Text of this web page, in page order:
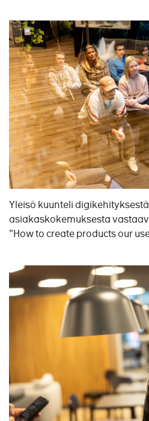
Yleisö kuunteli
asiakaskokemuksesta
"How to create products our